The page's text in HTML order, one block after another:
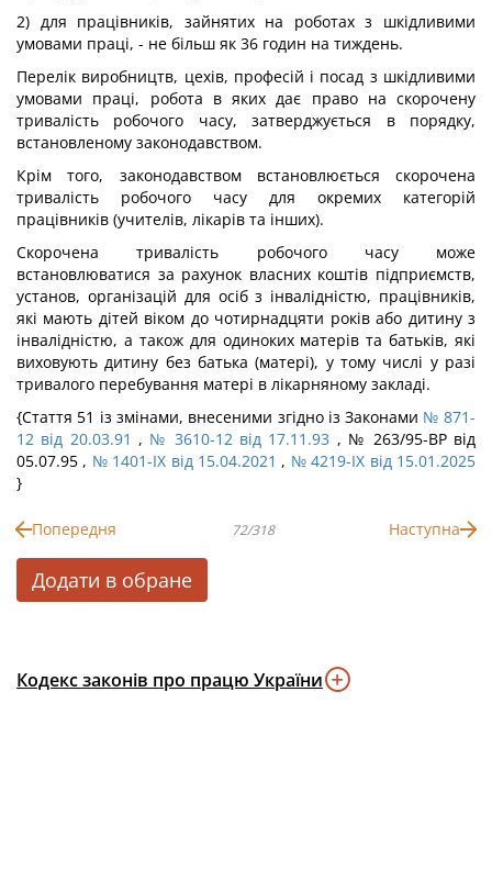
2) для працівників, зайнятих на роботах з шкідливими
умовами праці, - не більш як 36 годин на тиждень.
Перелік виробництв, цехів, професій і посад з шкідливими
умовами праці, робота в яких дає право на скорочену
тривалість робочого часу, затверджується в порядку,
встановленому законодавством.
Крім того, законодавством встановлюється скорочена
тривалість робочого часу для окремих категорій
працівників (учителів, лікарів та інших).
Скорочена тривалість робочого часу може
встановлюватися за рахунок власних коштів підприємств,
установ, організацій для осіб з інвалідністю, працівників,
які мають дітей віком до чотирнадцяти років або дитину з
інвалідністю, а також для одиноких матерів та батьків, які
виховують дитину без батька (матері), у тому числі у разі
тривалого перебування матері в лікарняному закладі.
{Стаття 51 із змінами, внесеними згідно із Законами № 871-
12 від 20.03.91 , № 3610-12 від 17.11.93 , № 263/95-ВР від
05.07.95 , № 1401-IX від 15.04.2021 , № 4219-IX від 15.01.2025
}
Попередня 72/318 Наступна
Додати в обране
Кодекс законів про працю України